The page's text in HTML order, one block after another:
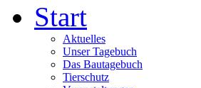
Start
Aktuelles
Unser Tagebuch
Das Bautagebuch
Tierschutz